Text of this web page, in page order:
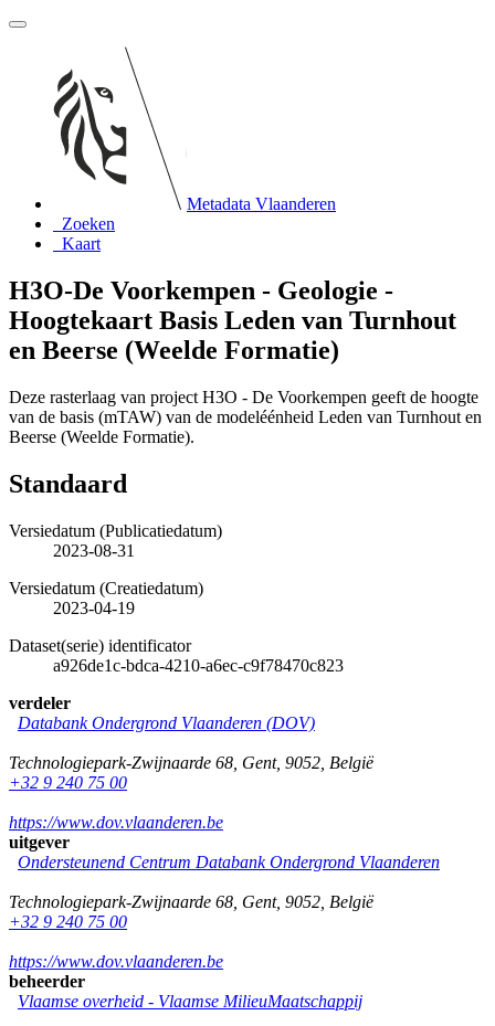
Metadata Vlaanderen
Zoeken
Kaart
H3O-De Voorkempen - Geologie -
Hoogtekaart Basis Leden van Turnhout
en Beerse (Weelde Formatie)
Deze rasterlaag van project H3O - De Voorkempen geeft de hoogte
van de basis (mTAW) van de modeléénheid Leden van Turnhout en
Beerse (Weelde Formatie).
Standaard
Versiedatum (Publicatiedatum)
2023-08-31
Versiedatum (Creatiedatum)
2023-04-19
Dataset(serie) identificator
a926de1c-bdca-4210-a6ec-c9f78470c823
verdeler
Databank Ondergrond Vlaanderen (DOV)
Technologiepark-Zwijnaarde 68 Gent, 9052 België
+32 9 240 75 00
https://www.dov.vlaanderen.be
uitgever
Ondersteunend Centrum Databank Ondergrond Vlaanderen
Technologiepark-Zwijnaarde 68 Gent, 9052 België
+32 9 240 75 00
https://www.dov.vlaanderen.be
beheerder
Vlaamse overheid - Vlaamse MilieuMaatschappij